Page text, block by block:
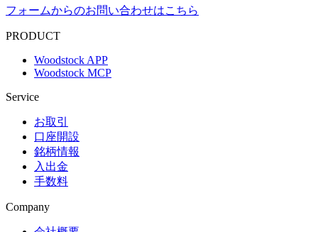
フォームからのお問い合わせはこちら
PRODUCT
Woodstock APP
Woodstock MCP
Service
お取引
口座開設
銘柄情報
入出金
手数料
Company